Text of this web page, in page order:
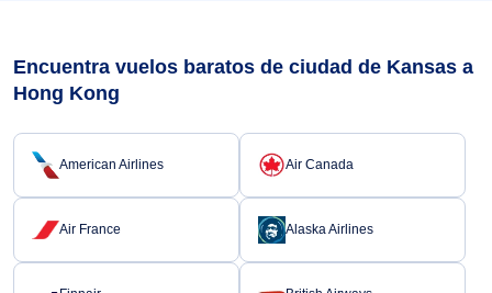
Encuentra vuelos baratos de ciudad de Kansas a
Hong Kong
American Airlines Air Canada
Air France Alaska Airlines